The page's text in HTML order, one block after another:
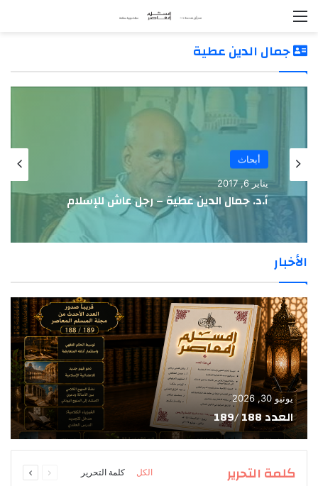
جمال الدين عطية
أبحاث
يناير 6, 2017
أ.د. جمال الدين عطية – رجل عاش للإسلام
الأخبار
يونيو 30, 2026
العدد 188 /189
كلمة التحرير الكل كلمة التحرير
الصفحة